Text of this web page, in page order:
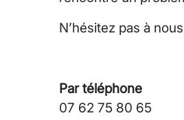
N’hésitez pas à
Par téléphone
07 62 75 80 65